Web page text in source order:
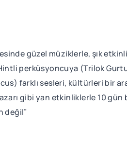
güzel müziklerle, şık
perküsyoncuya (Trilok
farklı sesleri, kültürleri bir
gibi yan etkinliklerle 10
değil”